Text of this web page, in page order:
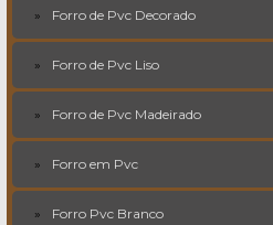
Forro de Pvc Decorado
Forro de Pvc Liso
Forro de Pvc Madeirado
Forro em Pvc
Forro Pvc Branco